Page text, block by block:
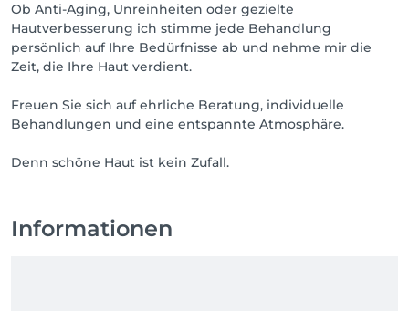
Ob Anti-Aging, Unreinheiten oder gezielte
Hautverbesserung ich stimme jede Behandlung
persönlich auf Ihre Bedürfnisse ab und nehme mir die
Zeit, die Ihre Haut verdient.
Freuen Sie sich auf ehrliche Beratung, individuelle
Behandlungen und eine entspannte Atmosphäre.
Informationen